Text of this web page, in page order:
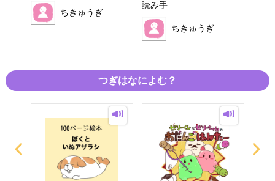
ちきゅうぎ
読み手
ちきゅうぎ
つぎはなによむ？